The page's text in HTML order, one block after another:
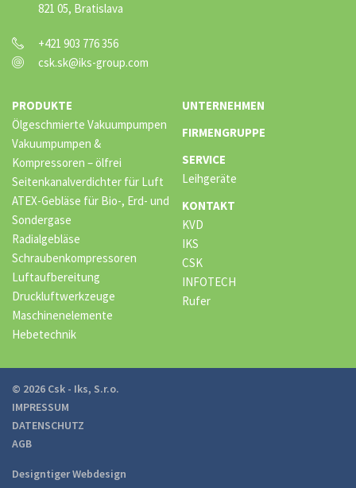
821 05, Bratislava
+421 903 776 356
csk.sk@iks-group.com
PRODUKTE
Ölgeschmierte Vakuumpumpen
Vakuumpumpen &
Kompressoren – ölfrei
Seitenkanalverdichter für Luft
ATEX-Gebläse für Bio-, Erd- und
Sondergase
Radialgebläse
Schraubenkompressoren
Luftaufbereitung
Druckluftwerkzeuge
Maschinenelemente
Hebetechnik
UNTERNEHMEN
FIRMENGRUPPE
SERVICE
Leihgeräte
KONTAKT
KVD
IKS
CSK
INFOTECH
Rufer
© 2026 Csk - Iks, S.r.o.
IMPRESSUM
DATENSCHUTZ
AGB
Designtiger Webdesign